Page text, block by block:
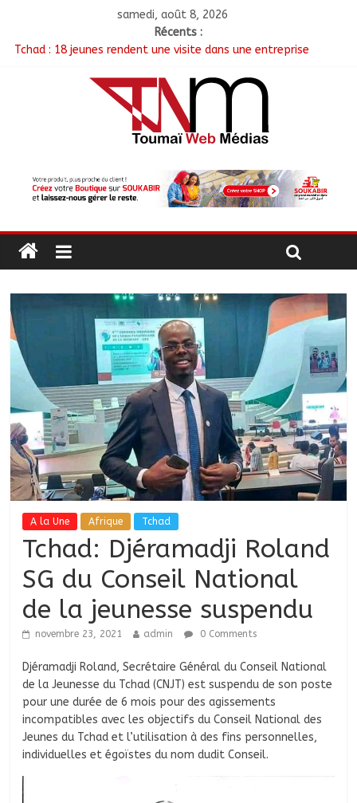
samedi, août 8, 2026
Récents :
Tchad : 18 jeunes rendent une visite dans une entreprise
TCHAD/FMM/CBLT : Le Général Brahim Oki Dagache devient
commandant en second
Moyen-Chari : Lancement de la campagne de vulgarisation de
la politique nationale de DDR
Borkou : Recrudescence des braquages sur l’axe Faya-Kalaït
A la Une Afrique Tchad
Tchad: Djéramadji Roland
SG du Conseil National
de la jeunesse suspendu
novembre 23, 2021 admin 0 Comments
Djéramadji Roland, Secrétaire Général du Conseil National
de la Jeunesse du Tchad (CNJT) est suspendu de son poste
pour une durée de 6 mois pour des agissements
incompatibles avec les objectifs du Conseil National des
Jeunes du Tchad et l’utilisation à des fins personnelles,
individuelles et égoïstes du nom dudit Conseil.